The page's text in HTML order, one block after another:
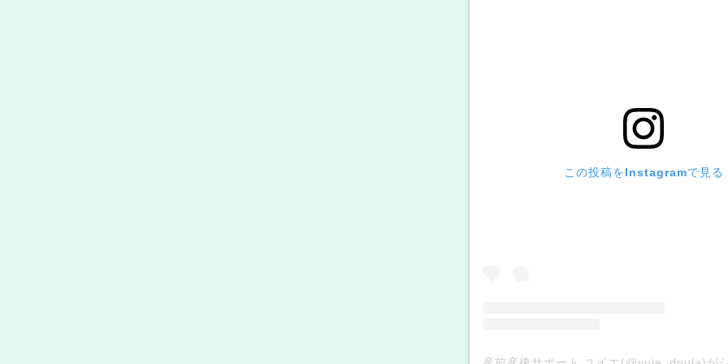
この投稿をInstagramで見る